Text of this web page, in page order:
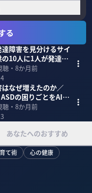
る
障害を見分けるサイ
の10人に1人が発達障
得意を伸ばす子育て
・ 8か月前
なぜ増えたのか／
の困りごとをAIで
ばしをやめる方法
・ 8か月前
あなたへのおすすめ
て術 心の健康